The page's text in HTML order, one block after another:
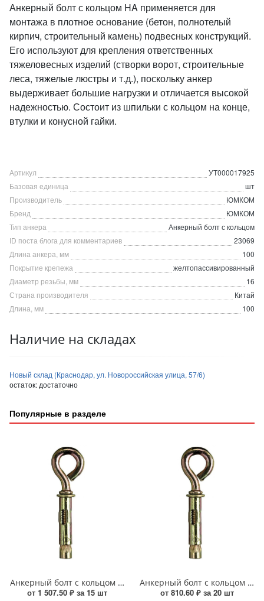
Анкерный болт с кольцом HA применяется для
монтажа в плотное основание (бетон, полнотелый
кирпич, строительный камень) подвесных конструкций.
Его используют для крепления ответственных
тяжеловесных изделий (створки ворот, строительные
леса, тяжелые люстры и т.д.), поскольку анкер
выдерживает большие нагрузки и отличается высокой
надежностью. Состоит из шпильки с кольцом на конце,
втулки и конусной гайки.
Артикул
УТ000017925
Базовая единица
шт
Производитель
ЮМКОМ
Бренд
ЮМКОМ
Тип анкера
Анкерный болт с кольцом
ID поста блога для комментариев
23069
Длина анкера, мм
100
Покрытие крепежа
желтопассивированный
Диаметр резьбы, мм
16
Страна производителя
Китай
Длина, мм
100
Наличие на складах
Новый склад (Краснодар, ул. Новороссийская улица, 57/6)
остаток: достаточно
Популярные в разделе
Анкерный болт с кольцом HA М 12*16*110 УТ000016938
от 1 507.50 ₽ за 15 шт
Анкерный болт с кольцом HA М 12*100 УТ000015090
от 810.60 ₽ за 20 шт